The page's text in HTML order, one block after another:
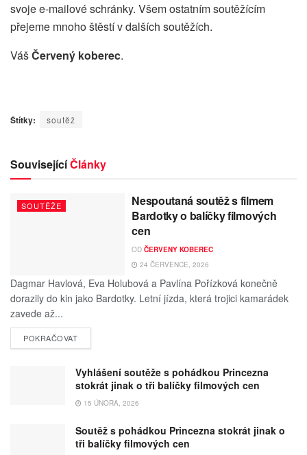
svoje e-mailové schránky. Všem ostatním soutěžícím
přejeme mnoho štěstí v dalších soutěžích.
VášČervený koberec.
Štítky: soutěž
SouvisejícíČlánky
SOUTĚŽE
Nespoutaná soutěž s filmem
Bardotky o balíčky filmových
cen
OD ČERVENY KOBEREC
24 ČERVENCE, 2026
Dagmar Havlová, Eva Holubová a Pavlína Pořízková konečně
dorazily do kin jako Bardotky. Letní jízda, která trojici kamarádek
zavede až...
POKRAČOVAT
Vyhlášení soutěže s pohádkou Princezna
stokrát jinak o tři balíčky filmových cen
15 ÚNORA, 2026
Soutěž s pohádkou Princezna stokrát jinak o
tři balíčky filmových cen